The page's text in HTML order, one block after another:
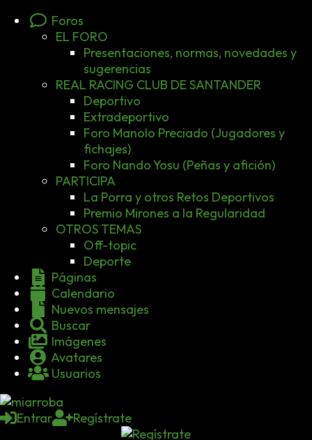
Foros
EL FORO
Presentaciones, normas, novedades y
sugerencias
REAL RACING CLUB DE SANTANDER
Deportivo
Extradeportivo
Foro Manolo Preciado (Jugadores y
fichajes)
Foro Nando Yosu (Peñas y afición)
PARTICIPA
La Porra y otros Retos Deportivos
Premio Mirones a la Regularidad
OTROS TEMAS
Off-topic
Deporte
Páginas
Calendario
Nuevos mensajes
Buscar
Imágenes
Avatares
Usuarios
Entrar Regístrate